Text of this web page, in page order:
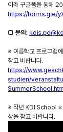
아래 구글폼을 통해
https://forms.gle/
□ 문의:
※ 여름학교 프로그램
참고 바랍니다.
https://
studien/
※ 작년 KDI School ×
상을 참고 바랍니다.